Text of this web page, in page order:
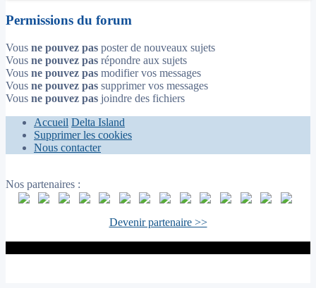
Permissions du forum
Vous ne pouvez pas poster de nouveaux sujets
Vous ne pouvez pas répondre aux sujets
Vous ne pouvez pas modifier vos messages
Vous ne pouvez pas supprimer vos messages
Vous ne pouvez pas joindre des fichiers
Accueil Delta Island
Supprimer les cookies
Nous contacter
Nos partenaires :
Devenir partenaire >>